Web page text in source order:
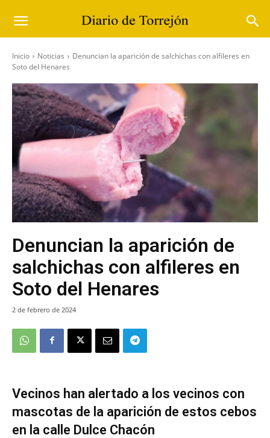
Inicio Noticias
Denuncian la aparición de salchichas con alfileres en
Soto del Henares
Denuncian la aparición de
salchichas con alfileres en
Soto del Henares
2 de febrero de 2024
Vecinos han alertado a los vecinos con
mascotas de la aparición de estos cebos
en la calle Dulce Chacón